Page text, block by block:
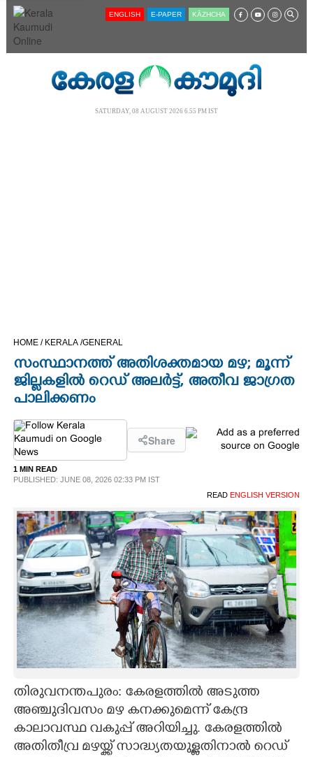
SECTIONS
HOME
OPINION
INFO+
ART
ASTRO
CARTOONS
LITERATURE
ZOOM
ENGLISH E-PAPER KĀZHCHA
SATURDAY, 08 AUGUST 2026 6.55 PM IST
HOME / KERALA /GENERAL
സംസ്ഥാനത്ത് അതിശക്തമായ മഴ; മൂന്ന്
ജില്ലകളിൽ റെഡ് അലർട്ട്, അതീവ ജാഗ്രത
പാലിക്കണം
Share
1 MIN READ
PUBLISHED: JUNE 08, 2026 02:33 PM IST
READ ENGLISH VERSION
തിരുവനന്തപുരം: കേരളത്തിൽ അടുത്ത
അഞ്ചുദിവസം മഴ കനക്കുമെന്ന് കേന്ദ്ര
കാലാവസ്ഥ വകുപ്പ് അറിയിച്ചു. കേരളത്തിൽ
അതിതീവ്ര മഴയ്ക്ക് സാദ്ധ്യതയുള്ളതിനാൽ റെഡ്